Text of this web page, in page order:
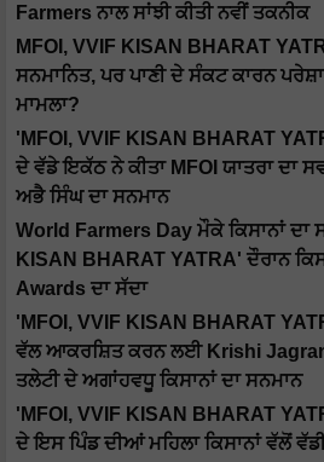
Farmers ਨਾਲ ਸਾਂਝੀ ਕੀਤੀ ਨਵੀਂ ਤਕਨੀਕ
MFOI, VVIF KISAN BHARAT
ਸਨਮਾਨਿਤ, ਪਰ ਪਾਣੀ ਦੇ ਸੰਕਟ ਕਾਰਨ
ਮਾਮਲਾ?
'MFOI, VVIF KISAN BHARAT
ਦੇ ਵੱਡੇ ਇਕੱਠ ਨੇ ਕੀਤਾ MFOI ਯਾਤਰਾ ਦਾ
ਅਭੈ ਸਿੰਘ ਦਾ ਸਨਮਾਨ
World Farmers Day ਮੌਕੇ ਕਿਸਾਨਾਂ ਦਾ
KISAN BHARAT YATRA' ਦੌਰਾਨ
Awards ਦਾ ਸੱਦਾ
'MFOI, VVIF KISAN BHARAT
ਵੱਲ ਆਕਰਸ਼ਿਤ ਕਰਨ ਲਈ Krishi Jagran
ਤਲੇਟੀ ਦੇ ਅਗਾਂਹਵਧੂ ਕਿਸਾਨਾਂ ਦਾ ਸਨਮਾਨ
'MFOI, VVIF KISAN BHARAT
ਦੇ ਇਸ ਪਿੰਡ ਦੀਆਂ ਮਹਿਲਾ ਕਿਸਾਨਾਂ ਵੱਲੋਂ